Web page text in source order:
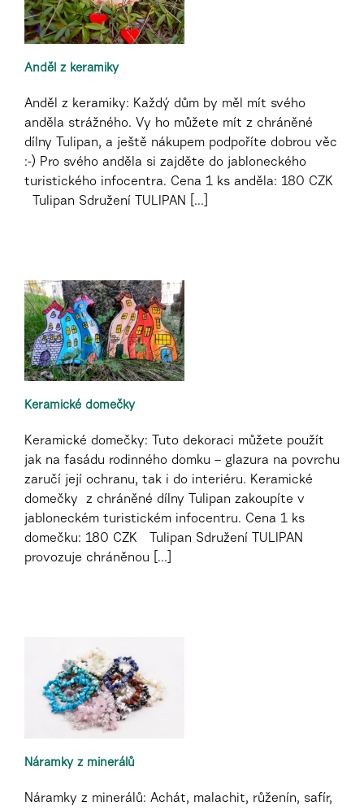
Anděl z keramiky
Anděl z keramiky: Každý dům by měl mít svého
anděla strážného. Vy ho můžete mít z chráněné
dílny Tulipan, a ještě nákupem podpoříte dobrou věc
:-) Pro svého anděla si zajděte do jabloneckého
turistického infocentra. Cena 1 ks anděla: 180 CZK
Tulipan Sdružení TULIPAN [...]
Keramické domečky
Keramické domečky: Tuto dekoraci můžete použít
jak na fasádu rodinného domku – glazura na povrchu
zaručí její ochranu, tak i do interiéru. Keramické
domečky z chráněné dílny Tulipan zakoupíte v
jabloneckém turistickém infocentru. Cena 1 ks
domečku: 180 CZK Tulipan Sdružení TULIPAN
provozuje chráněnou [...]
Náramky z minerálů
Náramky z minerálů: Achát, malachit, růženín, safír,